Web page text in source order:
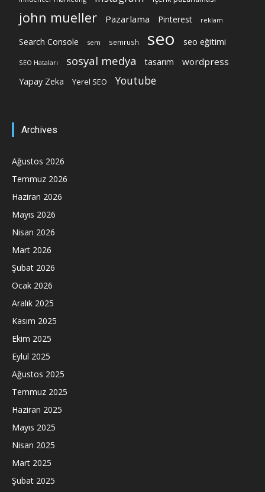
john mueller Pazarlama Pinterest reklam
Search Console sem semrush seo seo eğitimi
SEO Hataları sosyal medya tasarım wordpress
Yapay Zeka Yerel SEO Youtube
Archives
Ağustos 2026
Temmuz 2026
Haziran 2026
Mayıs 2026
Nisan 2026
Mart 2026
Şubat 2026
Ocak 2026
Aralık 2025
Kasım 2025
Ekim 2025
Eylül 2025
Ağustos 2025
Temmuz 2025
Haziran 2025
Mayıs 2025
Nisan 2025
Mart 2025
Şubat 2025